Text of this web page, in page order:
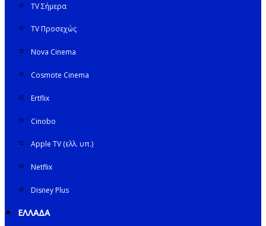
TV Σήμερα
TV Προσεχώς
Nova Cinema
Cosmote Cinema
Ertflix
Cinobo
Apple TV (ελλ. υπ.)
Netflix
Disney Plus
ΕΛΛΑΔΑ